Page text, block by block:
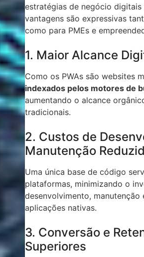
estratégias de negócio
vantagens são expressivas
como para PMEs e
1. Maior Alcance
Como os PWAs são websites
indexados pelos motores de
aumentando o alcance
tradicionais.
2. Custos de
Manutenção
Uma única base de código
plataformas, minimizando o
desenvolvimento, manutenção
aplicações nativas.
3. Conversão e
Superiores